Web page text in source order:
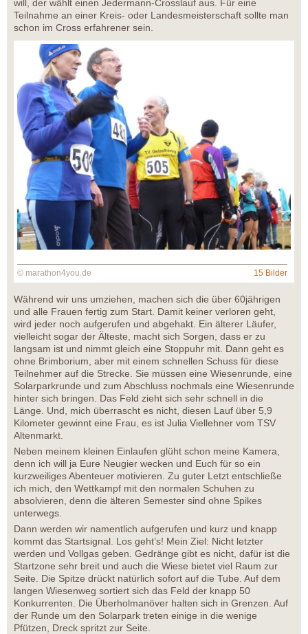
will, der wählt einen Jedermann-Crosslauf aus. Für eine
Teilnahme an einer Kreis- oder Landesmeisterschaft sollte man
schon im Cross erfahrener sein.
© marathon4you.de 15 Bilder
Während wir uns umziehen, machen sich die über 60jährigen
und alle Frauen fertig zum Start. Damit keiner verloren geht,
wird jeder noch aufgerufen und abgehakt. Ein älterer Läufer,
vielleicht sogar der Älteste, macht sich Sorgen, dass er zu
langsam ist und nimmt gleich eine Stoppuhr mit. Dann geht es
ohne Brimborium, aber mit einem schnellen Schuss für diese
Teilnehmer auf die Strecke. Sie müssen eine Wiesenrunde, eine
Solarparkrunde und zum Abschluss nochmals eine Wiesenrunde
hinter sich bringen. Das Feld zieht sich sehr schnell in die
Länge. Und, mich überrascht es nicht, diesen Lauf über 5,9
Kilometer gewinnt eine Frau, es ist Julia Viellehner vom TSV
Altenmarkt.
Neben meinem kleinen Einlaufen glüht schon meine Kamera,
denn ich will ja Eure Neugier wecken und Euch für so ein
kurzweiliges Abenteuer motivieren. Zu guter Letzt entschließe
ich mich, den Wettkampf mit den normalen Schuhen zu
absolvieren, denn die älteren Semester sind ohne Spikes
unterwegs.
Dann werden wir namentlich aufgerufen und kurz und knapp
kommt das Startsignal. Los geht’s! Mein Ziel: Nicht letzter
werden und Vollgas geben. Gedränge gibt es nicht, dafür ist die
Startzone sehr breit und auch die Wiese bietet viel Raum zur
Seite. Die Spitze drückt natürlich sofort auf die Tube. Auf dem
langen Wiesenweg sortiert sich das Feld der knapp 50
Konkurrenten. Die Überholmanöver halten sich in Grenzen. Auf
der Runde um den Solarpark treten einige in die wenige
Pfützen, Dreck spritzt zur Seite.